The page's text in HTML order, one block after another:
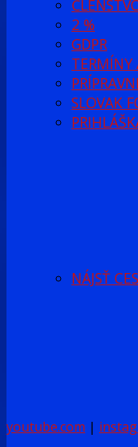
2 %
GDPR
TERMÍNY
SLOVAK
NÁJSŤ
youtube.com |